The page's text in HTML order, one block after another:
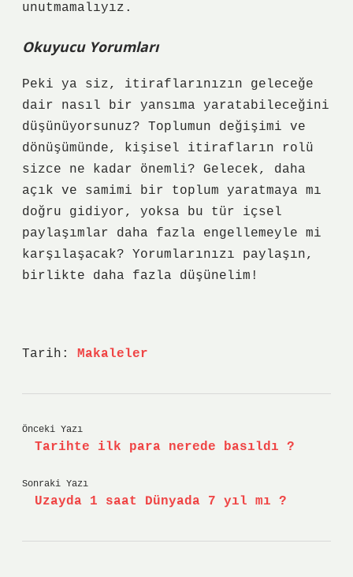
unutmamalıyız.
Okuyucu Yorumları
Peki ya siz, itiraflarınızın geleceğe
dair nasıl bir yansıma yaratabileceğini
düşünüyorsunuz? Toplumun değişimi ve
dönüşümünde, kişisel itirafların rolü
sizce ne kadar önemli? Gelecek, daha
açık ve samimi bir toplum yaratmaya mı
doğru gidiyor, yoksa bu tür içsel
paylaşımlar daha fazla engellemeyle mi
karşılaşacak? Yorumlarınızı paylaşın,
birlikte daha fazla düşünelim!
Tarih: Makaleler
Önceki Yazı
Tarihte ilk para nerede basıldı ?
Sonraki Yazı
Uzayda 1 saat Dünyada 7 yıl mı ?